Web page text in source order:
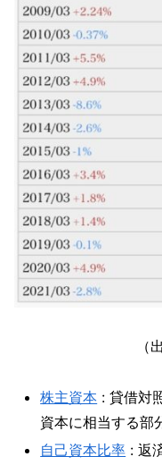
（
株主資本 : 貸借対
資本に相当する部
自己資本比率 : 返